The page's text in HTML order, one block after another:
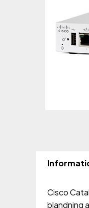
Cisco
blandning